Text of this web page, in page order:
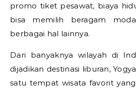
promo tiket pesawat, biaya
bisa memilih beragam
berbagai hal lainnya.
Dari banyaknya wilayah di
dijadikan destinasi liburan,
satu tempat wisata favorit